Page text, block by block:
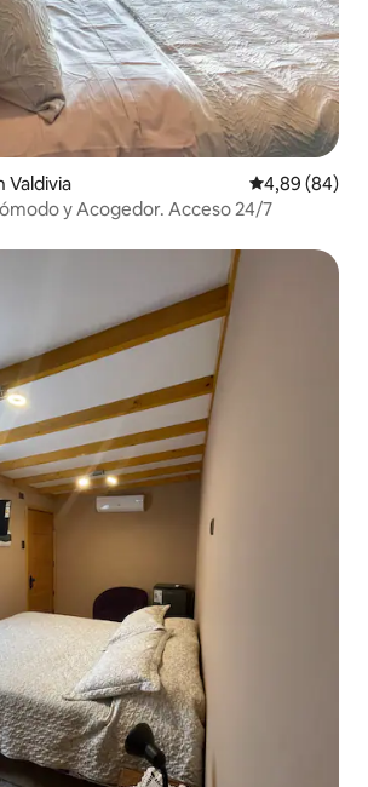
Valdivia Calificación
4,89 (84)
y Acogedor. Acceso 24/7